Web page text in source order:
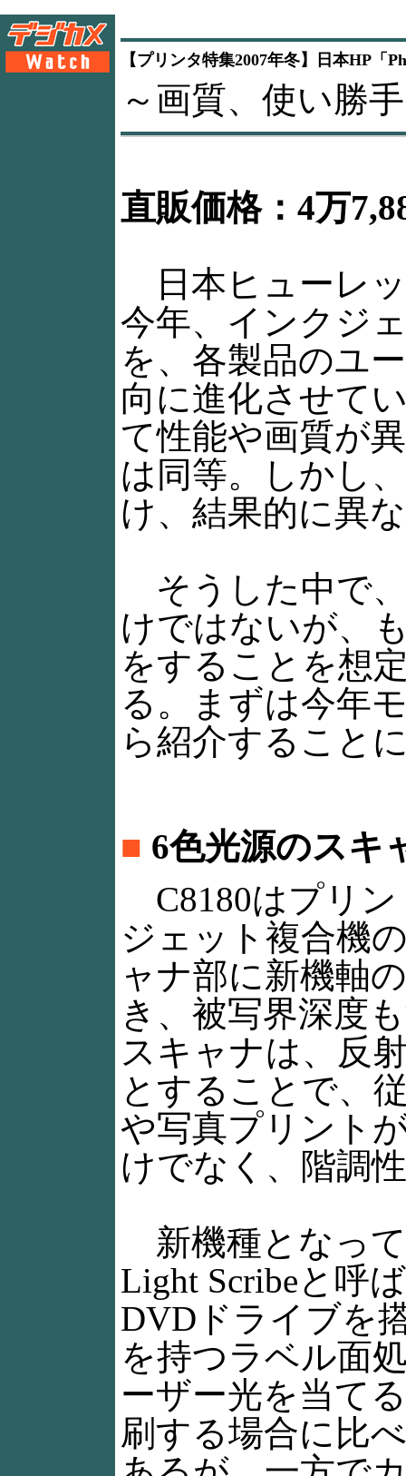
【プリンタ特集2007年冬】日本HP「
～画質、使い勝
直販価格：4万
日本ヒューレ
今年、インクジ
を、各製品のユ
向に進化させて
て性能や画質が
は同等。しかし
け、結果的に異
そうした中で
けではないが、
をすることを想
る。まずは今年
ら紹介すること
■ 6色光源のスキ
C8180はプリン
ジェット複合機
ャナ部に新機軸
き、被写界深度
スキャナは、反
とすることで、
や写真プリント
けでなく、階調
新機種となっ
Light Scribeと呼
DVDドライブを
を持つラベル面
ーザー光を当て
刷する場合に比